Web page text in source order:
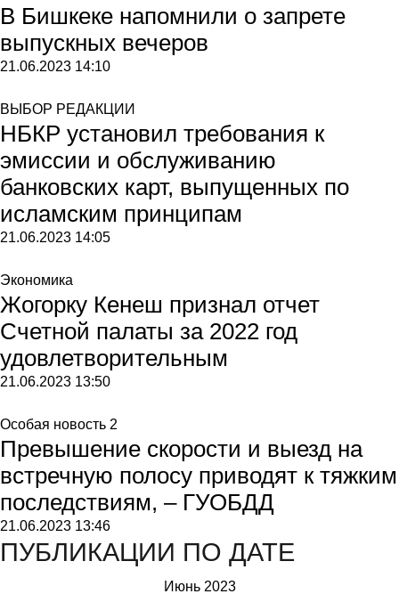
В Бишкеке напомнили о запрете
выпускных вечеров
21.06.2023 14:10
ВЫБОР РЕДАКЦИИ
НБКР установил требования к
эмиссии и обслуживанию
банковских карт, выпущенных по
исламским принципам
21.06.2023 14:05
Экономика
Жогорку Кенеш признал отчет
Счетной палаты за 2022 год
удовлетворительным
21.06.2023 13:50
Особая новость 2
Превышение скорости и выезд на
встречную полосу приводят к тяжким
последствиям, – ГУОБДД
21.06.2023 13:46
ПУБЛИКАЦИИ ПО ДАТЕ
Июнь 2023